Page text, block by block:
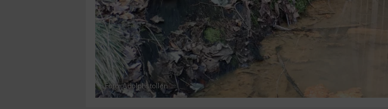
Foto: Adolphstollen